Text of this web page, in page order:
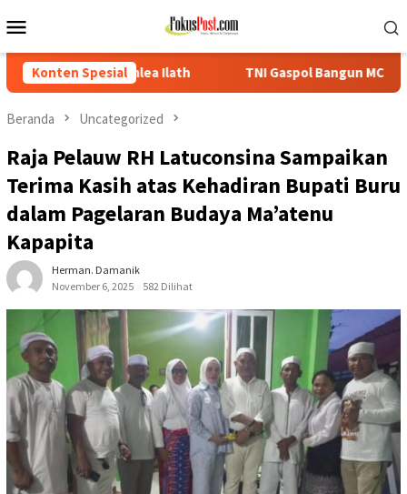
ke
Mobile
Konten Spesial
TNI Gaspol Bangun MCK, Warga Tikbary Segera
Beranda Uncategorized
Raja Pelauw RH Latuconsina Sampaikan
Terima Kasih atas Kehadiran Bupati Buru
dalam Pagelaran Budaya Ma’atenu
Kapapita
Herman. Damanik
November 6, 2025
582 Dilihat